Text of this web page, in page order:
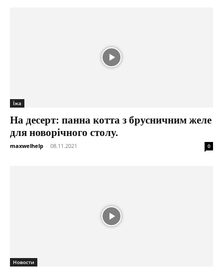
Їжа
На десерт: панна котта з брусничним желе
для новорічного столу.
maxwelhelp - 08.11.2021 0
Новости